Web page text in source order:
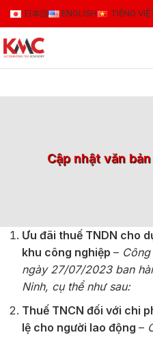
日本語 ENGLISH TIẾNG
Cập nhật văn
Ưu đãi thuế TNDN cho
khu công nghiệp –
ngày 27/07/2023 ban
Ninh, cụ thể như sau:
Thuế TNCN đối với chi
lệ cho người lao động –